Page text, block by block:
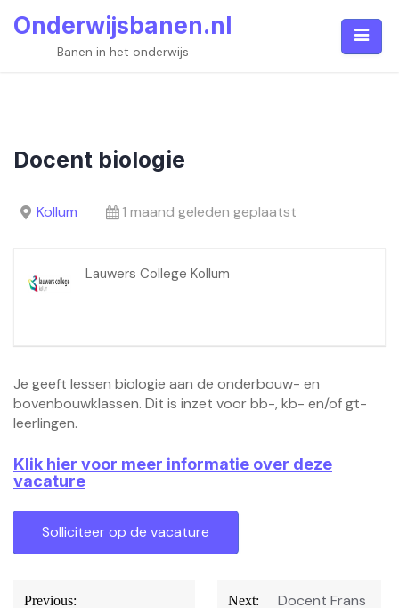
Onderwijsbanen.nl
Banen in het onderwijs
Docent biologie
Kollum 1 maand geleden geplaatst
Lauwers College Kollum
Je geeft lessen biologie aan de onderbouw- en
bovenbouwklassen. Dit is inzet voor bb-, kb- en/of gt-
leerlingen.
Klik hier voor meer informatie over deze
vacature
Bericht
Previous: Next: Docent Frans